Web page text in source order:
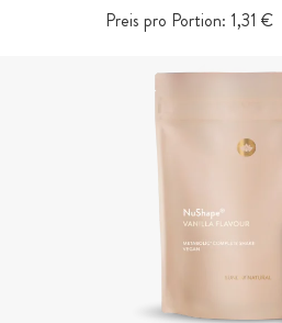
Preis pro Portion: 1,31 €